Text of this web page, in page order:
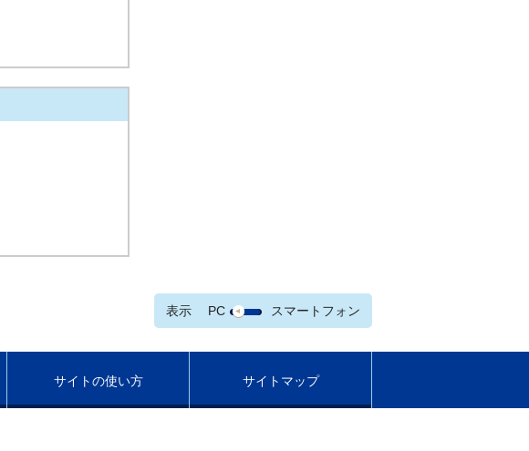
表示 PC スマートフォン
サイトの使い方 サイトマップ